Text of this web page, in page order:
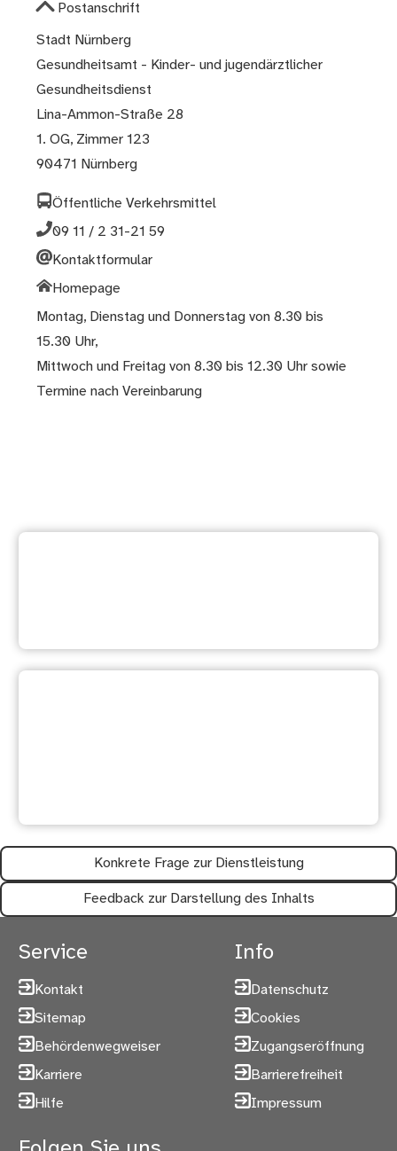
Postanschrift
Stadt Nürnberg
Gesundheitsamt - Kinder- und jugendärztlicher
Gesundheitsdienst
Lina-Ammon-Straße 28
1. OG, Zimmer 123
90471 Nürnberg
Öffentliche Verkehrsmittel
09 11 / 2 31-21 59
Kontaktformular
Homepage
Montag, Dienstag und Donnerstag von 8.30 bis
15.30 Uhr,
Mittwoch und Freitag von 8.30 bis 12.30 Uhr sowie
Termine nach Vereinbarung
Konkrete Frage zur Dienstleistung
Feedback zur Darstellung des Inhalts
Service
Kontakt
Sitemap
Behördenwegweiser
Karriere
Hilfe
Info
Datenschutz
Cookies
Zugangseröffnung
Barrierefreiheit
Impressum